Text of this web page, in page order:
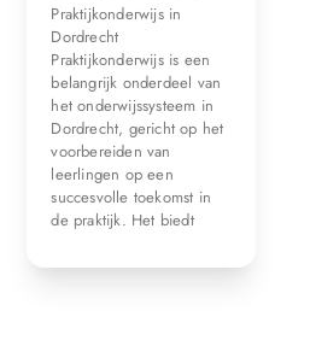
Praktijkonderwijs in
Dordrecht
Praktijkonderwijs is een
belangrijk onderdeel van
het onderwijssysteem in
Dordrecht, gericht op het
voorbereiden van
leerlingen op een
succesvolle toekomst in
de praktijk. Het biedt